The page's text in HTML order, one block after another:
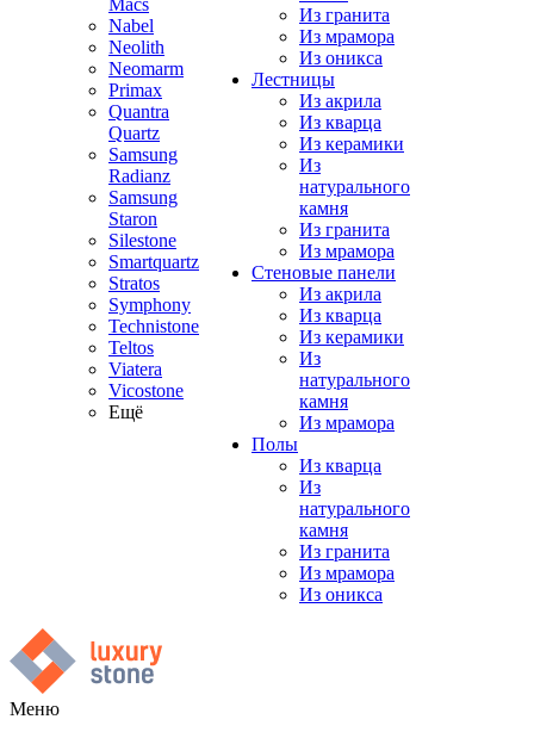
Macs
Nabel
Neolith
Neomarm
Primax
Quantra
Quartz
Samsung
Radianz
Samsung
Staron
Silestone
Smartquartz
Stratos
Symphony
Technistone
Teltos
Viatera
Vicostone
Ещё
Из гранита
Из мрамора
Из оникса
Лестницы
Из акрила
Из кварца
Из керамики
Из
натурального
камня
Из гранита
Из мрамора
Стеновые панели
Из акрила
Из кварца
Из керамики
Из
натурального
камня
Из мрамора
Полы
Из кварца
Из
натурального
камня
Из гранита
Из мрамора
Из оникса
Меню